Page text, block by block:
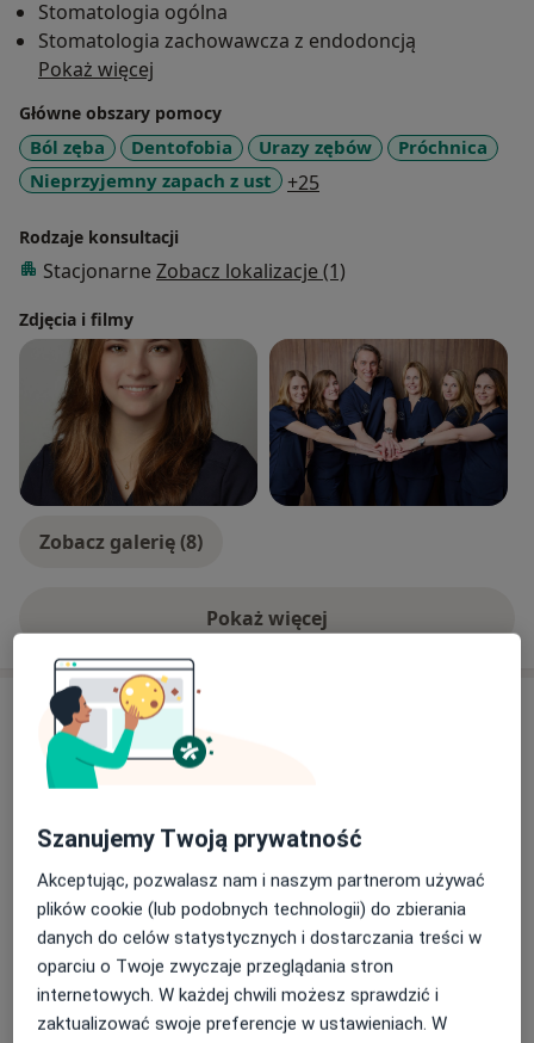
Stomatologia ogólna
Stomatologia zachowawcza z endodoncją
Pokaż więcej
Główne obszary pomocy
Ból zęba Dentofobia Urazy zębów
Próchnica
Nieprzyjemny zapach z ust
+25
Rodzaje konsultacji
Stacjonarne Zobacz lokalizacje (1)
Zdjęcia i filmy
Zobacz galerię (8)
Pokaż więcejo doświadczeniu
Aktualności
lek. dent. Zuzanna Mania
Obornicka 287, 60-691 Poznań
uśmiech już w czasie jednej wizyty, a przy tym
zadbać o zdrowie zębów?
Zabieg wybielania regeneracyjnego pozwala:
- widocznie rozjaśnić kolor zębów (usunąć plamy i
przebarwienia)
- skutecznie odbudować szkliwo zębów (dzięki
Dowiedz się więcej
01/07/2024
Szanujemy Twoją prywatność
Akceptując, pozwalasz nam i naszym partnerom używać
plików cookie (lub podobnych technologii) do zbierania
danych do celów statystycznych i dostarczania treści w
oparciu o Twoje zwyczaje przeglądania stron
internetowych. W każdej chwili możesz sprawdzić i
zaktualizować swoje preferencje w ustawieniach. W